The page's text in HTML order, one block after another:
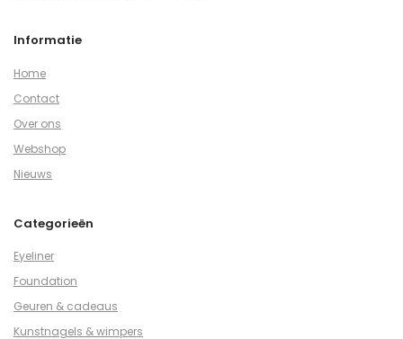
Informatie
Home
Contact
Over ons
Webshop
Nieuws
Categorieën
Eyeliner
Foundation
Geuren & cadeaus
Kunstnagels & wimpers